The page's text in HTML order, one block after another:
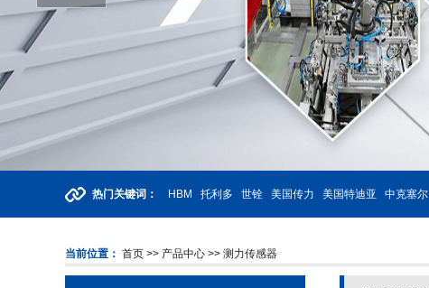
热门关键词： HBM 托利多 世铨 美国传力 美国特迪亚 中克塞尔
当前位置： 首页 >> 产品中心 >> 测力传感器